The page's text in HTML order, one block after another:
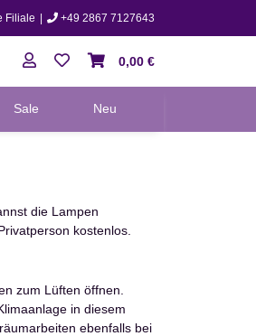
Filiale +49 2867 7127643
0,00 €
Sale Neu
die Lampen
kostenlos.
zum Lüften öffnen.
in diesem
ebenfalls bei